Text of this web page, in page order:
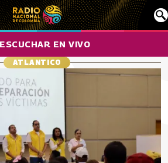
ESCUCHAR EN VIVO
ATLANTICO